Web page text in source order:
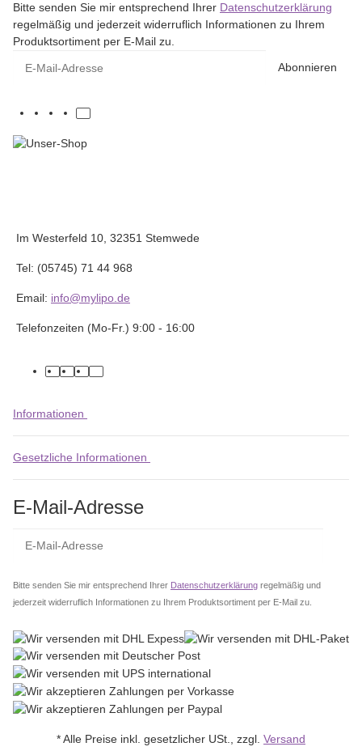
Bitte senden Sie mir entsprechend Ihrer Datenschutzerklärung
regelmäßig und jederzeit widerruflich Informationen zu Ihrem
Produktsortiment per E-Mail zu.
Abonnieren
Im Westerfeld 10, 32351 Stemwede
Tel: (05745) 71 44 968
Email: info@mylipo.de
Telefonzeiten (Mo-Fr.) 9:00 - 16:00
facebook
youtube
instagram
tiktok
Informationen
Gesetzliche Informationen
E-Mail-Adresse
Bitte senden Sie mir entsprechend Ihrer Datenschutzerklärung regelmäßig und
jederzeit widerruflich Informationen zu Ihrem Produktsortiment per E-Mail zu.
* Alle Preise inkl. gesetzlicher USt., zzgl. Versand